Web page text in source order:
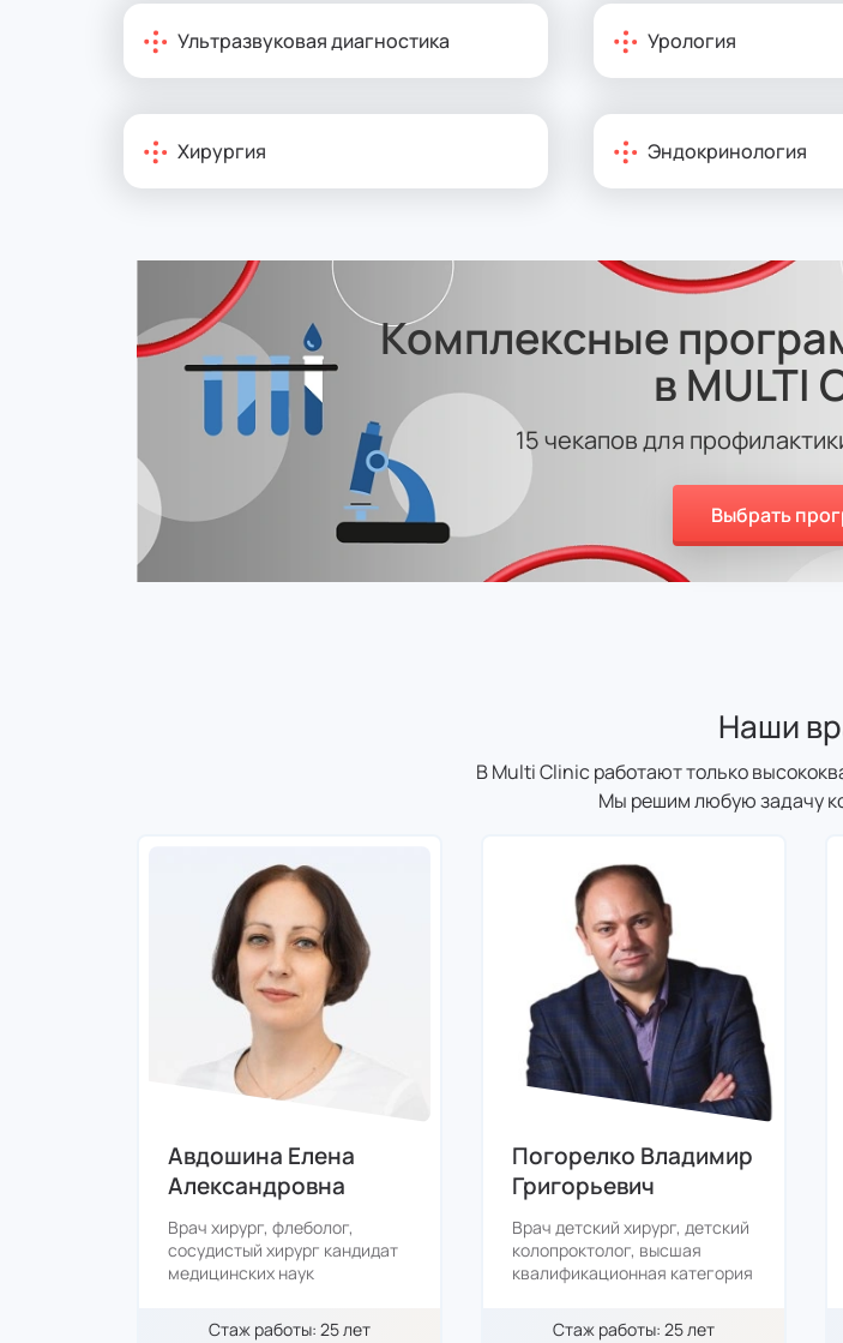
Ультразвуковая диагностика Урология
Хирургия Эндокринология
Комплексные
в MULTI
15 чекапов для
Выбрать
Наши
В Multi Clinic работают только
Мы решим любую задачу
Авдошина Елена
Александровна
Врач хирург, флеболог,
сосудистый хирург кандидат
медицинских наук
Стаж работы: 25 лет
Погорелко Владимир
Григорьевич
Врач детский хирург, детский
колопроктолог, высшая
квалификационная категория
Стаж работы: 25 лет